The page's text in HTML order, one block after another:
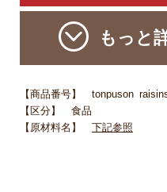
もっと
【商品番号】
【区分】 食品
【原材料名】 下記参照